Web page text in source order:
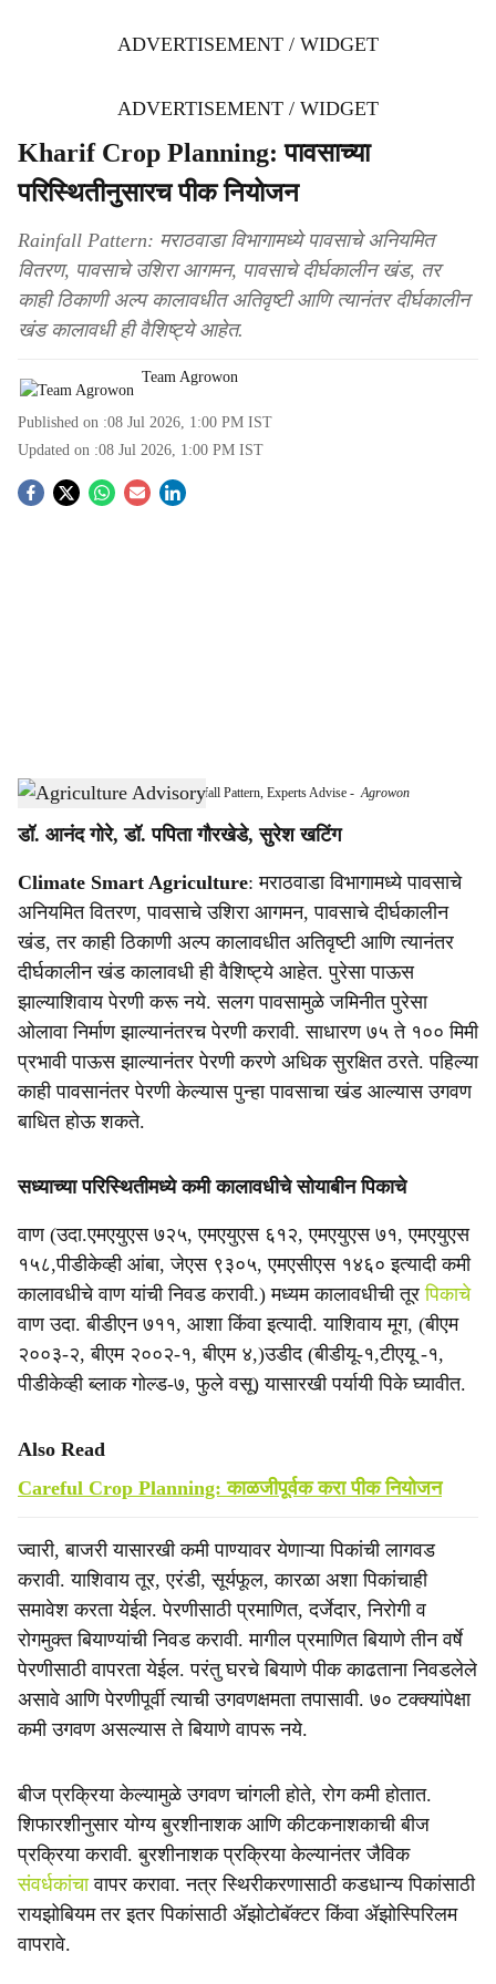
ADVERTISEMENT / WIDGET
ADVERTISEMENT / WIDGET
Kharif Crop Planning: पावसाच्या
परिस्थितीनुसारच पीक नियोजन
Rainfall Pattern: मराठवाडा विभागामध्ये पावसाचे अनियमित
वितरण, पावसाचे उशिरा आगमन, पावसाचे दीर्घकालीन खंड, तर
काही ठिकाणी अल्प कालावधीत अतिवृष्टी आणि त्यानंतर दीर्घकालीन
खंड कालावधी ही वैशिष्ट्ये आहेत.
Team Agrowon
Published on :08 Jul 2026, 1:00 PM IST
Updated on :08 Jul 2026, 1:00 PM IST
S
r
e
Crop Planning Should Follow Rainfall Pattern, Experts Advise -Agrowon
डॉ. आनंद गोरे, डॉ. पपिता गौरखेडे, सुरेश खटिंग
Climate Smart Agriculture: मराठवाडा विभागामध्ये पावसाचे
अनियमित वितरण, पावसाचे उशिरा आगमन, पावसाचे दीर्घकालीन
खंड, तर काही ठिकाणी अल्प कालावधीत अतिवृष्टी आणि त्यानंतर
दीर्घकालीन खंड कालावधी ही वैशिष्ट्ये आहेत. पुरेसा पाऊस
झाल्याशिवाय पेरणी करू नये. सलग पावसामुळे जमिनीत पुरेसा
ओलावा निर्माण झाल्यानंतरच पेरणी करावी. साधारण ७५ ते १०० मिमी
प्रभावी पाऊस झाल्यानंतर पेरणी करणे अधिक सुरक्षित ठरते. पहिल्या
काही पावसानंतर पेरणी केल्यास पुन्हा पावसाचा खंड आल्यास उगवण
बाधित होऊ शकते.
सध्याच्या परिस्थितीमध्ये कमी कालावधीचे सोयाबीन पिकाचे
वाण (उदा.एमएयुएस ७२५, एमएयुएस ६१२, एमएयुएस ७१, एमएयुएस
१५८,पीडीकेव्ही आंबा, जेएस ९३०५, एमएसीएस १४६० इत्यादी कमी
कालावधीचे वाण यांची निवड करावी.) मध्यम कालावधीची तूरपिकाचे
वाण उदा. बीडीएन ७११, आशा किंवा इत्यादी. याशिवाय मूग, (बीएम
२००३-२, बीएम २००२-१, बीएम ४,)उडीद (बीडीयू-१,टीएयू -१,
पीडीकेव्ही ब्लाक गोल्ड-७, फुले वसू) यासारखी पर्यायी पिके घ्यावीत.
Also Read
Careful Crop Planning: काळजीपूर्वक करा पीक नियोजन
ज्वारी, बाजरी यासारखी कमी पाण्यावर येणाऱ्या पिकांची लागवड
करावी. याशिवाय तूर, एरंडी, सूर्यफूल, कारळा अशा पिकांचाही
समावेश करता येईल. पेरणीसाठी प्रमाणित, दर्जेदार, निरोगी व
रोगमुक्त बियाण्यांची निवड करावी. मागील प्रमाणित बियाणे तीन वर्षे
पेरणीसाठी वापरता येईल. परंतु घरचे बियाणे पीक काढताना निवडलेले
असावे आणि पेरणीपूर्वी त्याची उगवणक्षमता तपासावी. ७० टक्क्यांपेक्षा
कमी उगवण असल्यास ते बियाणे वापरू नये.
बीज प्रक्रिया केल्यामुळे उगवण चांगली होते, रोग कमी होतात.
शिफारशीनुसार योग्य बुरशीनाशक आणि कीटकनाशकाची बीज
प्रक्रिया करावी. बुरशीनाशक प्रक्रिया केल्यानंतर जैविक
संवर्धकांचावापर करावा. नत्र स्थिरीकरणासाठी कडधान्य पिकांसाठी
रायझोबियम तर इतर पिकांसाठी ॲझोटोबॅक्टर किंवा ॲझोस्पिरिलम
वापरावे.